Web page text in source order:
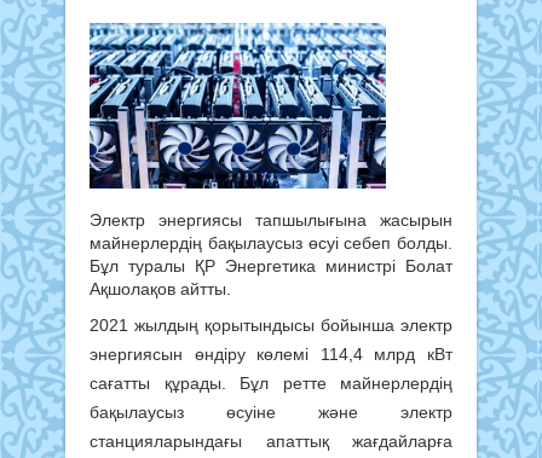
Электр энергиясы тапшылығына жасырын
майнерлердің бақылаусыз өсуі себеп болды.
Бұл туралы ҚР Энергетика министрі Болат
Ақшолақов айтты.
2021 жылдың қорытындысы бойынша электр
энергиясын өндіру көлемі 114,4 млрд кВт
сағатты құрады. Бұл ретте майнерлердің
бақылаусыз өсуіне және электр
станцияларындағы апаттық жағдайларға